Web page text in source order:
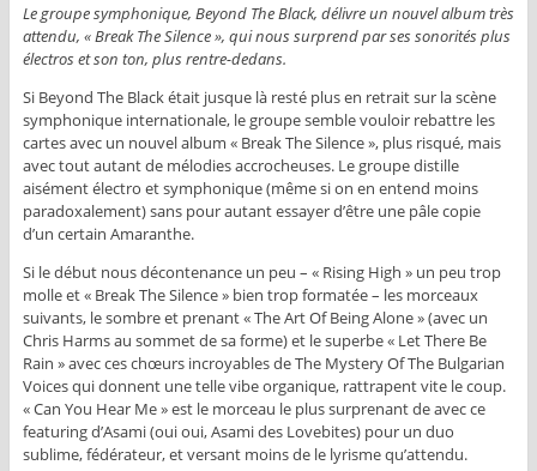
Le groupe symphonique, Beyond The Black, délivre un nouvel album très
attendu, « Break The Silence », qui nous surprend par ses sonorités plus
électros et son ton, plus rentre-dedans.
Si Beyond The Black était jusque là resté plus en retrait sur la scène
symphonique internationale, le groupe semble vouloir rebattre les
cartes avec un nouvel album « Break The Silence », plus risqué, mais
avec tout autant de mélodies accrocheuses. Le groupe distille
aisément électro et symphonique (même si on en entend moins
paradoxalement) sans pour autant essayer d’être une pâle copie
d’un certain Amaranthe.
Si le début nous décontenance un peu – « Rising High » un peu trop
molle et « Break The Silence » bien trop formatée – les morceaux
suivants, le sombre et prenant « The Art Of Being Alone » (avec un
Chris Harms au sommet de sa forme) et le superbe « Let There Be
Rain » avec ces chœurs incroyables de The Mystery Of The Bulgarian
Voices qui donnent une telle vibe organique, rattrapent vite le coup.
« Can You Hear Me » est le morceau le plus surprenant de avec ce
featuring d’Asami (oui oui, Asami des Lovebites) pour un duo
sublime, fédérateur, et versant moins de le lyrisme qu’attendu.